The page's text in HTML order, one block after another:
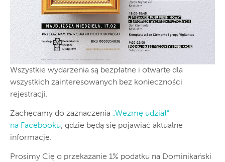
Wszystkie wydarzenia są bezpłatne i otwarte dla
wszystkich zainteresowanych bez konieczności
rejestracji.
Zachęcamy do zaznaczenia „Wezmę udział”
na Facebooku, gdzie będą się pojawiać aktualne
informacje.
Prosimy Cię o przekazanie 1% podatku na Dominikański